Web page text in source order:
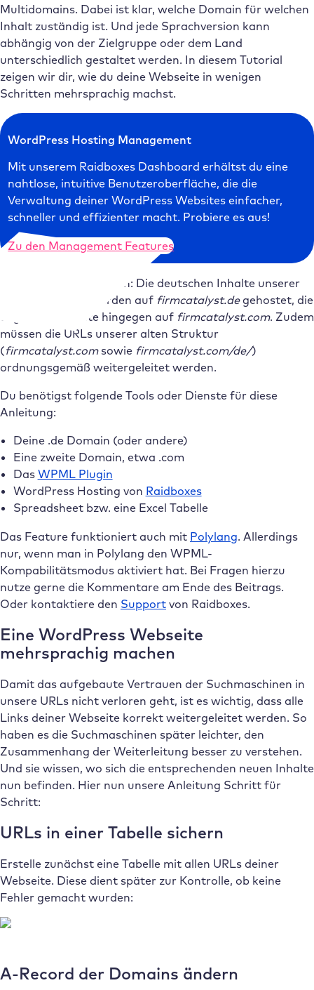
Multidomains. Dabei ist klar, welche Domain für welchen
Inhalt zuständig ist. Und jede Sprachversion kann
abhängig von der Zielgruppe oder dem Land
unterschiedlich gestaltet werden. In diesem Tutorial
zeigen wir dir, wie du deine Webseite in wenigen
Schritten mehrsprachig machst.
WordPress Hosting Management
Mit unserem Raidboxes Dashboard erhältst du eine
nahtlose, intuitive Benutzeroberfläche, die die
Verwaltung deiner WordPress Websites einfacher,
schneller und effizienter macht. Probiere es aus!
Zu den Management Features
Das Ziel der Integration: Die deutschen Inhalte unserer
Firmenwebseite werden auf firmcatalyst.degehostet, die
englischen Inhalte hingegen auf firmcatalyst.com. Zudem
müssen die URLs unserer alten Struktur
(firmcatalyst.comsowie firmcatalyst.com/de/)
ordnungsgemäß weitergeleitet werden.
Du benötigst folgende Tools oder Dienste für diese
Anleitung:
Deine .de Domain (oder andere)
Eine zweite Domain, etwa .com
Das WPML Plugin
WordPress Hosting von Raidboxes
Spreadsheet bzw. eine Excel Tabelle
Das Feature funktioniert auch mit Polylang. Allerdings
nur, wenn man in Polylang den WPML-
Kompabilitätsmodus aktiviert hat. Bei Fragen hierzu
nutze gerne die Kommentare am Ende des Beitrags.
Oder kontaktiere den Support von Raidboxes.
Eine WordPress Webseite
mehrsprachig machen
Damit das aufgebaute Vertrauen der Suchmaschinen in
unsere URLs nicht verloren geht, ist es wichtig, dass alle
Links deiner Webseite korrekt weitergeleitet werden. So
haben es die Suchmaschinen später leichter, den
Zusammenhang der Weiterleitung besser zu verstehen.
Und sie wissen, wo sich die entsprechenden neuen Inhalte
nun befinden. Hier nun unsere Anleitung Schritt für
Schritt:
URLs in einer Tabelle sichern
Erstelle zunächst eine Tabelle mit allen URLs deiner
Webseite. Diese dient später zur Kontrolle, ob keine
Fehler gemacht wurden:
A-Record der Domains ändern